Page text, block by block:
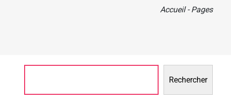
Accueil - Pages
Rechercher